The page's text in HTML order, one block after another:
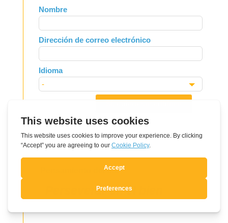
Leave
this
field
blank
Nombre
Dirección de correo electrónico
Idioma
Pensamiento del día
Perseverar en el bien